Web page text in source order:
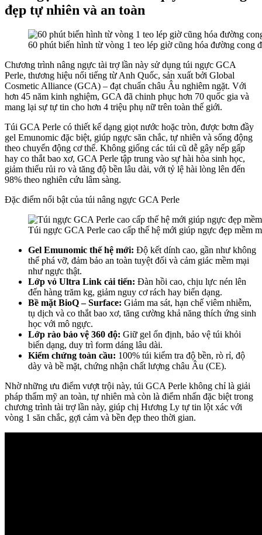
đẹp tự nhiên và an toàn
60 phút biến hình từ vòng 1 teo lép giờ cũng hóa đường cong
Chương trình nâng ngực tài trợ lần này sử dụng túi ngực GCA
Perle, thương hiệu nổi tiếng từ Anh Quốc, sản xuất bởi Global
Cosmetic Alliance (GCA) – đạt chuẩn châu Âu nghiêm ngặt. Với
hơn 45 năm kinh nghiệm, GCA đã chinh phục hơn 70 quốc gia và
mang lại sự tự tin cho hơn 4 triệu phụ nữ trên toàn thế giới.
Túi GCA Perle có thiết kế dạng giọt nước hoặc tròn, được bơm đầy
gel Emunomic đặc biệt, giúp ngực săn chắc, tự nhiên và sống động
theo chuyển động cơ thể. Không giống các túi cũ dễ gây nếp gấp
hay co thắt bao xơ, GCA Perle tập trung vào sự hài hòa sinh học,
giảm thiểu rủi ro và tăng độ bền lâu dài, với tỷ lệ hài lòng lên đến
98% theo nghiên cứu lâm sàng.
Đặc điểm nổi bật của túi nâng ngực GCA Perle
Túi ngực GCA Perle cao cấp thế hệ mới giúp ngực đẹp mềm
Gel Emunomic thế hệ mới: Độ kết dính cao, gần như không
thể phá vỡ, đảm bảo an toàn tuyệt đối và cảm giác mềm mại
như ngực thật.
Lớp vỏ Ultra Link cải tiến: Đàn hồi cao, chịu lực nén lên
đến hàng trăm kg, giảm nguy cơ rách hay biến dạng.
Bề mặt BioQ – Surface: Giảm ma sát, hạn chế viêm nhiễm,
tụ dịch và co thắt bao xơ, tăng cường khả năng thích ứng sinh
học với mô ngực.
Lớp rào bảo vệ 360 độ: Giữ gel ổn định, bảo vệ túi khỏi
biến dạng, duy trì form dáng lâu dài.
Kiểm chứng toàn cầu: 100% túi kiểm tra độ bền, rò rỉ, độ
dày và bề mặt, chứng nhận chất lượng châu Âu (CE).
Nhờ những ưu điểm vượt trội này, túi GCA Perle không chỉ là giải
pháp thẩm mỹ an toàn, tự nhiên mà còn là điểm nhấn đặc biệt trong
chương trình tài trợ lần này, giúp chị Hương Ly tự tin lột xác với
vòng 1 săn chắc, gợi cảm và bền đẹp theo thời gian.